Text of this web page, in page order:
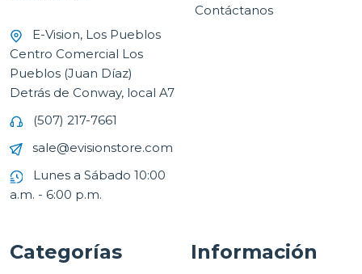
E-Vision, Los Pueblos
Centro Comercial Los
Pueblos (Juan Díaz)
Detrás de Conway, local A7
(507) 217-7661
sale@evisionstore.com
Lunes a Sábado 10:00
a.m. - 6:00 p.m.
Contáctanos
Categorías Información